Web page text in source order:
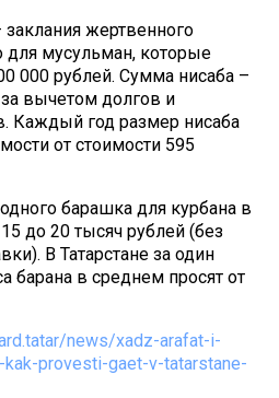
жертвенного
для мусульман, которые
000 рублей. Сумма нисаба –
вычетом долгов и
Каждый год размер нисаба
от стоимости 595
барашка для курбана в
до 20 тысяч рублей (без
В Татарстане за один
барана в среднем просят от
news/xadz-arafat-i-
kak-provesti-gaet-v-tatarstane-